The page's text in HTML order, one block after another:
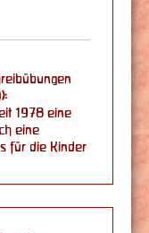
1978 eine
eine
für die Kinder